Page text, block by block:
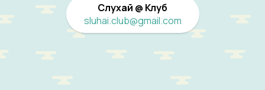
Слухай @ Клуб
sluhai.club@gmail.com